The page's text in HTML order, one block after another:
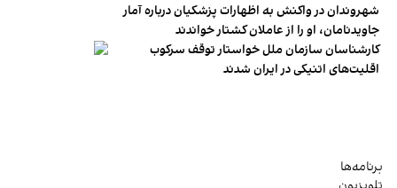
شهروندان در واکنش به اظهارات پزشکیان درباره آمار
جاویدنامان، او را از عاملان کشتار خواندند
کارشناسان سازمان ملل خواستار توقف سرکوب
اقلیت‌های اتنیکی در ایران شدند
برنامه‌ها